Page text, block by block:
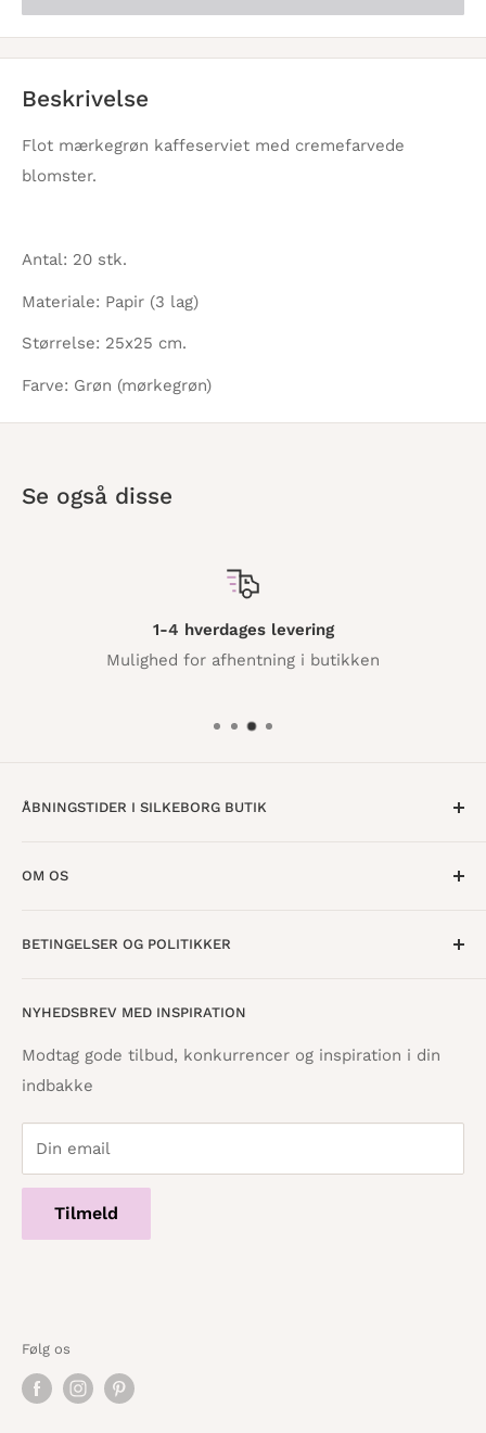
Beskrivelse
Flot mærkegrøn kaffeserviet med cremefarvede
blomster.
Antal: 20 stk.
Materiale: Papir (3 lag)
Størrelse: 25x25 cm.
Farve: Grøn (mørkegrøn)
Se også disse
1-4 hverdages levering
Mulighed for afhentning i butikken
ÅBNINGSTIDER I SILKEBORG BUTIK
Fredag · 10:00 - 18:00
Vestergade 8
Tlf.: 86 82 09 25
Telefontid hverdage · 10:00 - 17:00
OM OS
Find butik
BETINGELSER OG POLITIKKER
Tilbagebetalingspolitik
Cookie- og privatlivspolitik
Servicevilkår
NYHEDSBREV MED INSPIRATION
Modtag gode tilbud, konkurrencer og inspiration i din
indbakke
Din email
Tilmeld
Følg os